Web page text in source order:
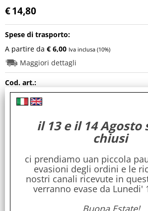
€14,80
Spese di trasporto:
A partire da € 6,00 Iva inclusa (10%)
Maggiori dettagli
Cod. art.:
008
Pelle e Capelli
Tutti gli ingredienti sono Naturalmente
Disponibilità:
il 13 e il 14 Agosto
chiusi
ci prendiamo uan piccola
evasioni degli ordini e le
nostri canali ricevute in
verranno evase da Lunedi'
Buona Estate!